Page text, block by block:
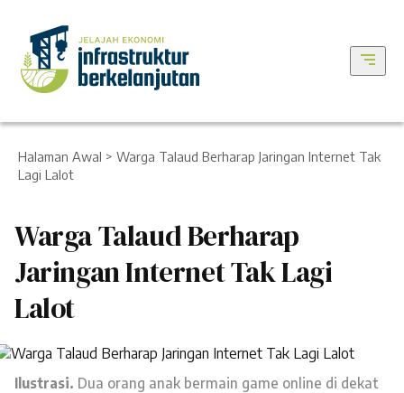
Halaman Awal > Warga Talaud Berharap Jaringan Internet Tak
Lagi Lalot
Warga Talaud Berharap
Jaringan Internet Tak Lagi
Lalot
Ilustrasi. Dua orang anak bermain game online di dekat